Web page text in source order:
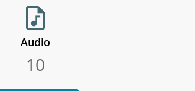
audio_file
Audio
10